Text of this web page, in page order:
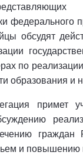
федерального
обсудят
по
образования и
примет
и повышению